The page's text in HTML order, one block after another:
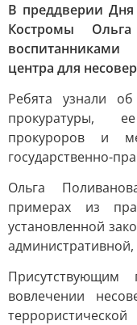
В преддверии
Костромы
воспитанниками
центра для
Ребята узнали
прокуратуры,
прокуроров и
государственно-
Ольга
примерах из
установленной
Присутствующим
вовлечении